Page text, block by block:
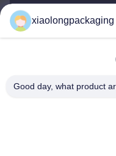
Ηλεκτρονικό
0086-
xiaolongpackaging
Good day, what product